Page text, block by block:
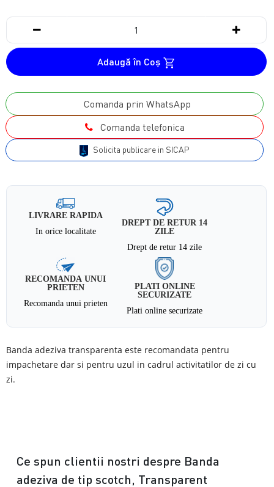
Adaugă în Coş
Comanda prin WhatsApp
Comanda telefonica
Solicita publicare in SICAP
LIVRARE RAPIDA
In orice localitate
DREPT DE RETUR 14
ZILE
Drept de retur 14 zile
RECOMANDA UNUI
PRIETEN
Recomanda unui prieten
PLATI ONLINE
SECURIZATE
Plati online securizate
Banda adeziva transparenta este recomandata pentru
impachetare dar si pentru uzul in cadrul activitatilor de zi cu
zi.
Ce spun clientii nostri despre Banda
adeziva de tip scotch, Transparent